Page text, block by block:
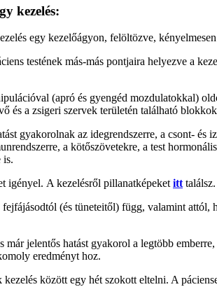
kezelés:
egy kezelőágyon, felöltözve,
testének más-más pontjaira helyezve a
(apró és gyengéd mozdulatokkal)
és a zsigeri szervek területén található
gyakorolnak az idegrendszerre, a csont- és
a kötőszövetekre, a test
is.
igényel. A kezelésről pillanatképeketitttalálsz.
fejfájásodtól (és tüneteitől) függ, valamint attól,
már jelentős hatást gyakorol a legtöbb emberre,
eredményt hoz.
kezelés között egy hét szokott eltelni. A